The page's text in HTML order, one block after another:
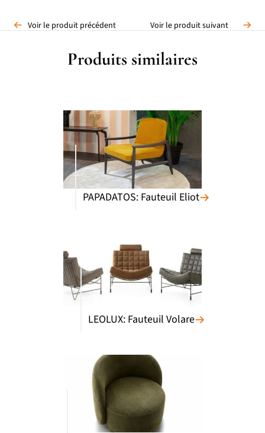
Voir le produit précédent Voir le produit suivant
Produits similaires
PAPADATOS: Fauteuil Eliot
LEOLUX: Fauteuil Volare